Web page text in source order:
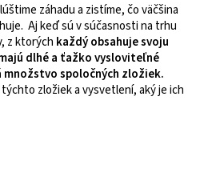
záhadu a zistíme, čo väčšina
Aj keď sú v súčasnosti na trhu
z ktorých každý obsahuje svoju
dlhé a ťažko vysloviteľné
množstvo spoločných zložiek.
zložiek a vysvetlení, aký je ich